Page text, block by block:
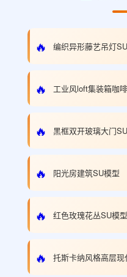
🔥 编织异形藤艺吊灯
🔥 工业风loft集装箱咖
🔥 黑框双开玻璃大门
🔥 阳光房建筑SU模型
🔥 红色玫瑰花丛SU模型
🔥 托斯卡纳风格高层